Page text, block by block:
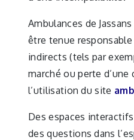
Ambulances de
être tenue
indirects (tels par
marché ou perte
l’utilisation du site
Des espaces
des questions dans